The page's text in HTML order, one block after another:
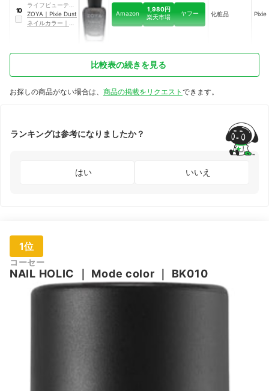
10
ライフビューティ
ープロダクツ
ZOYA ｜ Pixie Dust
ネイルカラー ｜
Amazon
1,980円
楽天市場
ヤフー 化粧品 Pixie
比較表の続きを見る
お探しの商品がない場合は、 商品の掲載をリクエスト できます。
ランキングは参考になりましたか？
はい いいえ
1位
コーセー
NAIL HOLIC ｜ Mode color ｜ BK010